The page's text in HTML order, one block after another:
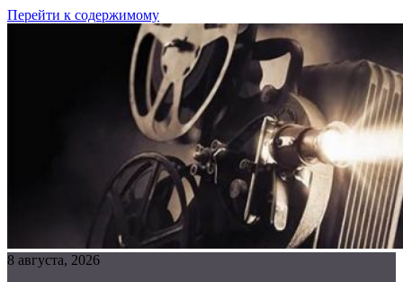
Перейти к содержимому
8 августа, 2026